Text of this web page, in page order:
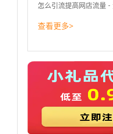
怎么引流提高网店流量 -
查看更多>